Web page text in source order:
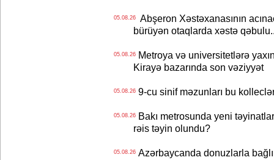
05.08.26Abşeron Xəstəxanasının
bürüyən otaqlarda xəstə
05.08.26Metroya və universitetlərə
Kirayə bazarında son vəziyyət
05.08.269-cu sinif məzunları bu
05.08.26Bakı metrosunda yeni
rəis təyin olundu?
05.08.26Azərbaycanda donuzlarla